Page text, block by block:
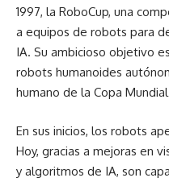
1997, la RoboCup, una
a equipos de robots para
IA. Su ambicioso objetivo
robots humanoides
humano de la Copa
En sus inicios, los robots
Hoy, gracias a mejoras en
y algoritmos de IA, son